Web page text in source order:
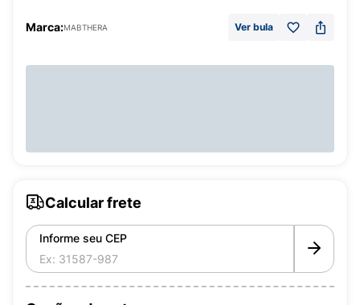
Marca:MABTHERA Ver bula
Calcular frete
Informe seu CEP